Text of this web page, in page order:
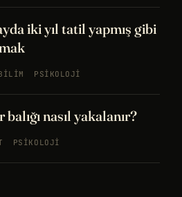
iki yıl tatil yapmış gibi
PSIKOLOJI
balığı nasıl yakalanır?
PSIKOLOJI